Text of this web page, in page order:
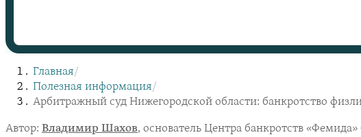
Главная/
Полезная информация/
Арбитражный суд Нижегородской области: банкротство
Автор: Владимир Шахов, основатель Центра банкротств